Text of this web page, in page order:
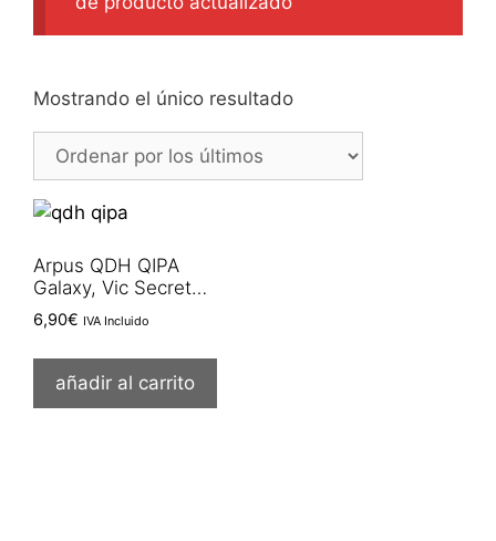
Mostrando el único resultado
Arpus QDH QIPA
Galaxy, Vic Secret…
6,90€ IVA Incluido
añadir al carrito